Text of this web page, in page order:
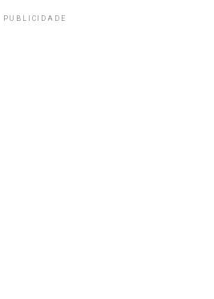
PUBLICIDADE